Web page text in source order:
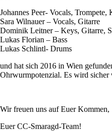
Johannes Peer- Vocals, Trompete,
Sara Wilnauer – Vocals, Gitarre
Dominik Leitner – Keys, Gitarre,
Lukas Florian – Bass
Lukas Schlintl- Drums
und hat sich 2016 in Wien
Ohrwurmpotenzial. Es wird sicher
Wir freuen uns auf Euer Kommen,
Euer CC-Smaragd-Team!